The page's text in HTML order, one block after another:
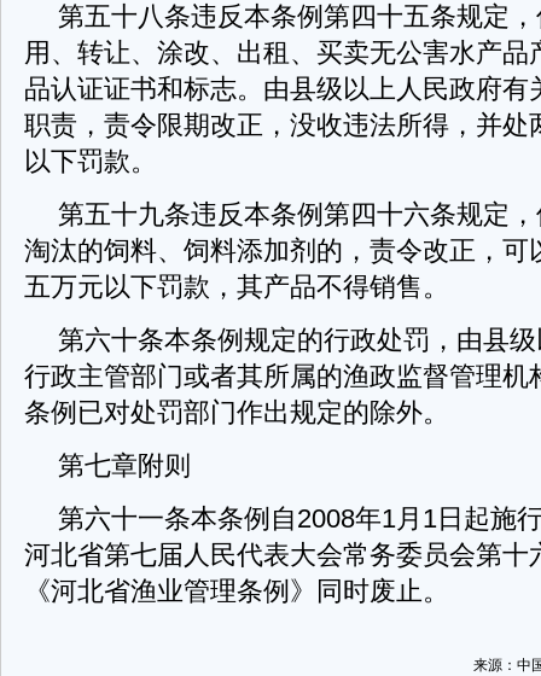
第五十八条违反本条例第四十五条规定
用、转让、涂改、出租、买卖无公害水产品
品认证证书和标志。由县级以上人民政府有
职责，责令限期改正，没收违法所得，并处
以下罚款。
第五十九条违反本条例第四十六条规定
淘汰的饲料、饲料添加剂的，责令改正，可
五万元以下罚款，其产品不得销售。
第六十条本条例规定的行政处罚，由县
行政主管部门或者其所属的渔政监督管理机
条例已对处罚部门作出规定的除外。
第七章附则
第六十一条本条例自2008年1月1日起施
河北省第七届人民代表大会常务委员会第十
《河北省渔业管理条例》同时废止。
来源：中